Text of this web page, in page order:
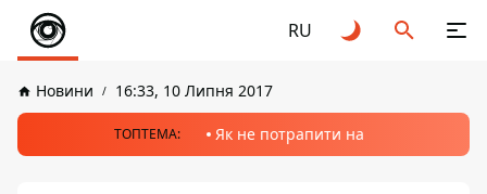
RU
Новини 16:33, 10 Липня 2017
ТОПТЕМА: Як не потрапити на